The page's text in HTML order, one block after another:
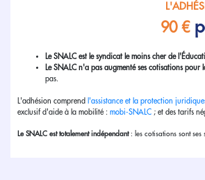
90 €
Le SNALC est le syndicat le moins cher de
Le SNALC n'a pas augmenté ses cotisations pour
pas.
L'adhésion comprend l'assistance et la protection
exclusif d'aide à la mobilité : mobi-SNALC ; et des tarifs
Le SNALC est totalement indépendant: les cotisations sont ses